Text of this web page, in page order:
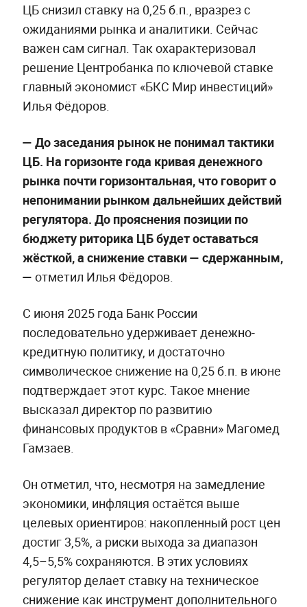
ЦБ снизил ставку на 0,25 б.п., вразрез с
ожиданиями рынка и аналитики. Сейчас
важен сам сигнал. Так охарактеризовал
решение Центробанка по ключевой ставке
главный экономист «БКС Мир инвестиций»
Илья Фёдоров.
— До заседания рынок не понимал тактики
ЦБ. На горизонте года кривая денежного
рынка почти горизонтальная, что говорит о
непонимании рынком дальнейших действий
регулятора. До прояснения позиции по
бюджету риторика ЦБ будет оставаться
жёсткой, а снижение ставки — сдержанным,
— отметил Илья Фёдоров.
С июня 2025 года Банк России
последовательно удерживает денежно-
кредитную политику, и достаточно
символическое снижение на 0,25 б.п. в июне
подтверждает этот курс. Такое мнение
высказал директор по развитию
финансовых продуктов в «Сравни» Магомед
Гамзаев.
Он отметил, что, несмотря на замедление
экономики, инфляция остаётся выше
целевых ориентиров: накопленный рост цен
достиг 3,5%, а риски выхода за диапазон
4,5–5,5% сохраняются. В этих условиях
регулятор делает ставку на техническое
снижение как инструмент дополнительного